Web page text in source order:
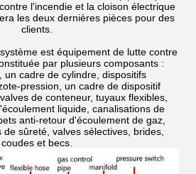
l'incendie et la cloison électrique
les deux dernières pièces pour des
clients.
est équipement de lutte contre
par plusieurs composants :
un cadre de cylindre, dispositifs
pression, un cadre de dispositif
de conteneur, tuyaux flexibles,
liquide, canalisations de
anti-retour d'écoulement de gaz,
sûreté, valves sélectives, brides,
coudes et becs.